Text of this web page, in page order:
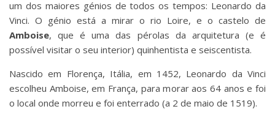
um dos maiores génios de todos os tempos: Leonardo da
Vinci. O génio está a mirar o rio Loire, e o castelo de
Amboise, que é uma das pérolas da arquitetura (e é
possível visitar o seu interior) quinhentista e seiscentista.
Nascido em Florença, Itália, em 1452, Leonardo da Vinci
escolheu Amboise, em França, para morar aos 64 anos e foi
o local onde morreu e foi enterrado (a 2 de maio de 1519).